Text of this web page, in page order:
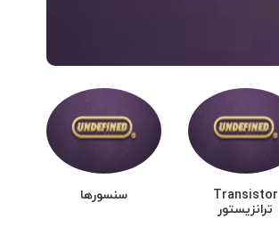
Transistor
ترانزیستور
سنسورها